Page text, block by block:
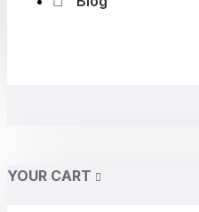
YOUR CART